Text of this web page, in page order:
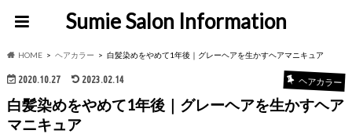
Sumie Salon Information
HOME ヘアカラー 白髪染めをやめて1年後｜グレーヘアを生かすヘアマニキュア
2020.10.27 2023.02.14 ヘアカラー
白髪染めをやめて1年後｜グレーヘアを生かすヘア
マニキュア